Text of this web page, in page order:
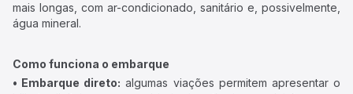
mais longas, com ar-condicionado, sanitário e, possivelmente,
água mineral.
Como funciona o embarque
• Embarque direto: algumas viações permitem apresentar o